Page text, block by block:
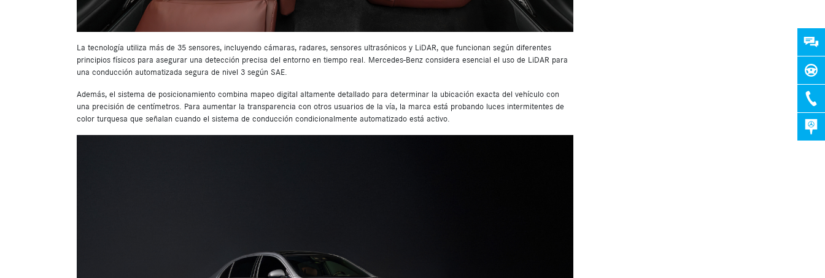
La tecnología utiliza más de 35 sensores, incluyendo cámaras, radares, sensores ultrasónicos y LiDAR, que funcionan según diferentes
principios físicos para asegurar una detección precisa del entorno en tiempo real. Mercedes-Benz considera esencial el uso de LiDAR para
una conducción automatizada segura de nivel 3 según SAE.
Además, el sistema de posicionamiento combina mapeo digital altamente detallado para determinar la ubicación exacta del vehículo con
una precisión de centímetros. Para aumentar la transparencia con otros usuarios de la vía, la marca está probando luces intermitentes de
color turquesa que señalan cuando el sistema de conducción condicionalmente automatizado está activo.